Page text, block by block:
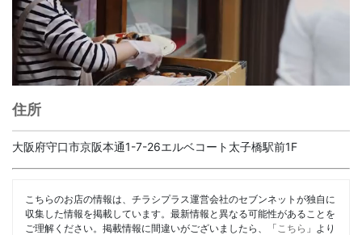
住所
大阪府守口市京阪本通1-7-26エルベコート太子橋駅前1F
こちらのお店の情報は、チラシプラス運営会社のセブンネットが独自に
収集した情報を掲載しています。最新情報と異なる可能性があることを
ご理解ください。掲載情報に間違いがございましたら、「 こちら 」より